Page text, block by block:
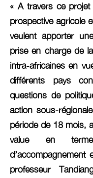
« A travers ce projet
prospective agricole
veulent apporter
prise en charge de
intra-africaines en
différents pays
questions de
action sous-
période de 18 mois,
value en
d’accompagnement
professeur